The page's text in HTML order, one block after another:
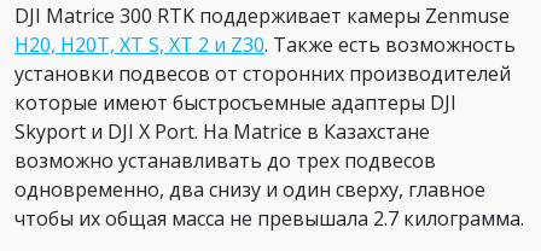
DJI Matrice 300 RTK поддерживает камеры Zenmuse
H20, H20T, XT S, XT 2 и Z30. Также есть возможность
установки подвесов от сторонних производителей
которые имеют быстросъемные адаптеры DJI
Skyport и DJI X Port. На Matrice в Казахстане
возможно устанавливать до трех подвесов
одновременно, два снизу и один сверху, главное
чтобы их общая масса не превышала 2.7 килограмма.